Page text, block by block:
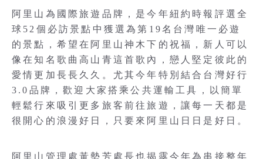
阿里山為國際旅遊品牌，是今年紐約時報評選全
球52個必訪景點中獲選為第19名台灣唯一必遊
的景點，希望在阿里山神木下的祝福，新人可以
像在知名歌曲高山青這首歌內，戀人堅定彼此的
愛情更加長長久久。尤其今年特別結合台灣好行
3.0品牌，歡迎大家搭乘公共運輸工具，以簡單
輕鬆行來吸引更多旅客前往旅遊，讓每一天都是
很開心的浪漫好日，只要來阿里山日日是好日。
阿里山管理處黃勢芳處長也揭露今年為串接整年